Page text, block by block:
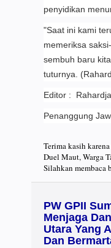
penyidikan
"Saat ini kami
memeriksa
sembuh baru
tuturnya.
Editor : Rahardja
Penanggung
Terima kasih
Duel Maut, Warga
Silahkan membaca
PW GPII
Menjaga
Utara Yang
Dan